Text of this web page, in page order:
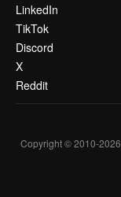
LinkedIn
TikTok
Discord
X
Reddit
Copyright © 2010-2026